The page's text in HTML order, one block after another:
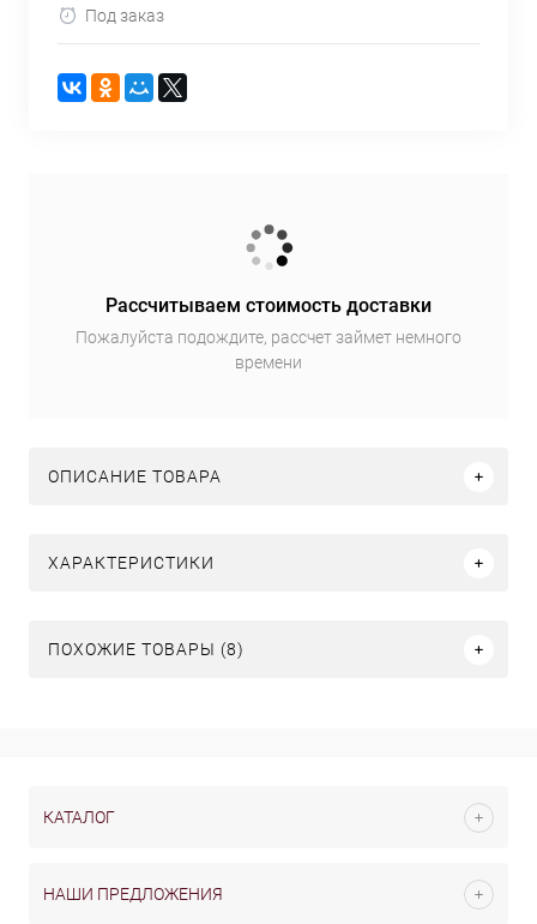
Под заказ
Рассчитываем стоимость доставки
Пожалуйста подождите, рассчет займет немного
времени
ОПИСАНИЕ ТОВАРА
ХАРАКТЕРИСТИКИ
ПОХОЖИЕ ТОВАРЫ (8)
КАТАЛОГ
НАШИ ПРЕДЛОЖЕНИЯ